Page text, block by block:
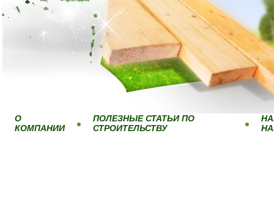
О
КОМПАНИИ
ПОЛЕЗНЫЕ СТАТЬИ ПО
СТРОИТЕЛЬСТВУ